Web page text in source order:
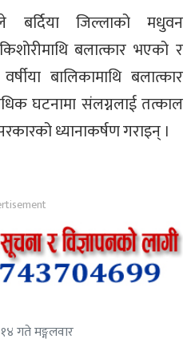
बर्दिया जिल्लाको मधुवन
बलात्कार भएको र
बालिकामाथि बलात्कार
घटनामा संलग्नलाई तत्काल
ध्यानाकर्षण गराइन् ।
गते मङ्गलवार